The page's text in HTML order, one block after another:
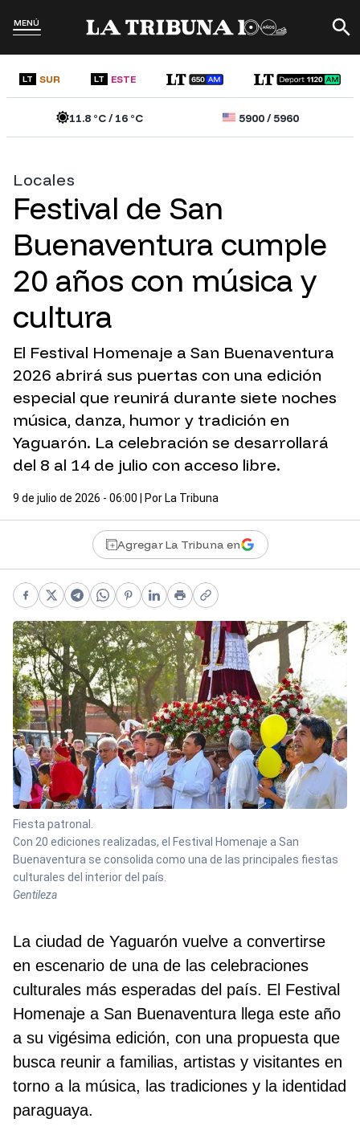
MENÚ
LT SUR LT ESTE
11.8 °C /16 °C 5900/5960
Locales
Festival de San
Buenaventura cumple
20 años con música y
cultura
El Festival Homenaje a San Buenaventura
2026 abrirá sus puertas con una edición
especial que reunirá durante siete noches
música, danza, humor y tradición en
Yaguarón. La celebración se desarrollará
del 8 al 14 de julio con acceso libre.
9 de julio de 2026 - 06:00 | Por La Tribuna
Agregar La Tribuna en
Facebook
X Telegram
WhatsApp
Pinterest
LinkedIn
PrintCopy link
Fiesta patronal.
Con 20 ediciones realizadas, el Festival Homenaje a San
Buenaventura se consolida como una de las principales fiestas
culturales del interior del país.
Gentileza
La ciudad de Yaguarón vuelve a convertirse
en escenario de una de las celebraciones
culturales más esperadas del país. El Festival
Homenaje a San Buenaventura llega este año
a su vigésima edición, con una propuesta que
busca reunir a familias, artistas y visitantes en
torno a la música, las tradiciones y la identidad
paraguaya.